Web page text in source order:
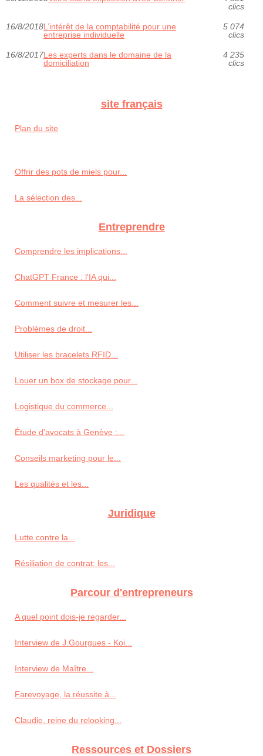
clics
16/8/2018L’intérêt de la comptabilité pour une
entreprise individuelle
5 074
clics
16/8/2017Les experts dans le domaine de la
domiciliation
4 235
clics
site français
Plan du site
Offrir des pots de miels pour...
La sélection des...
Entreprendre
Comprendre les implications...
ChatGPT France : l'IA qui...
Comment suivre et mesurer les...
Problèmes de droit...
Utiliser les bracelets RFID...
Louer un box de stockage pour...
Logistique du commerce...
Étude d'avocats à Genève :...
Conseils marketing pour le...
Les qualités et les...
Juridique
Lutte contre la...
Résiliation de contrat: les...
Parcour d'entrepreneurs
A quel point dois-je regarder...
Interview de J.Gourgues - Koi...
Interview de Maître...
Farevoyage, la réussite à...
Claudie, reine du relooking...
Ressources et Dossiers